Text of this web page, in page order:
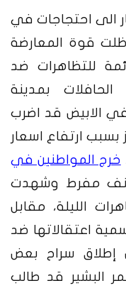
الى احتجاجات في
قوة المعارضة
للتظاهرات ضد
بمدينة
في الابيض قد اضرب
بسبب ارتفاع اسعار
خرج المواطنين في
مفرط وشهدت
الليلة، مقابل
اعتقالاتها ضد
إطلاق سراح بعض
البشير قد طالب